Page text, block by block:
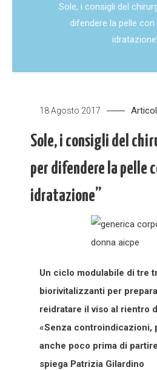
Sole, i consigli del
difendere la pelle con
18 Agosto 2017
Sole, i consigli del
per difendere la pelle
idratazione”
Un ciclo modulabile di tre
biorivitalizzanti per
reidratare il viso al rientro
«Senza controindicazioni,
anche poco prima di
spiega Patrizia Gilardino